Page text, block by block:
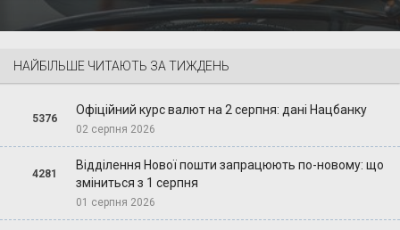
НАЙБІЛЬШЕ ЧИТАЮТЬ ЗА ТИЖДЕНЬ
5376
Офіційний курс валют на 2 серпня: дані Нацбанку
02 серпня 2026
4281
Відділення Нової пошти запрацюють по-новому: що
зміниться з 1 серпня
01 серпня 2026